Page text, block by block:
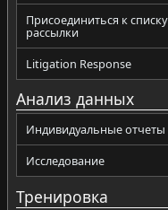
Присоединиться к списку
рассылки
Litigation Response
Анализ данных
Индивидуальные отчеты
Исследование
Тренировка